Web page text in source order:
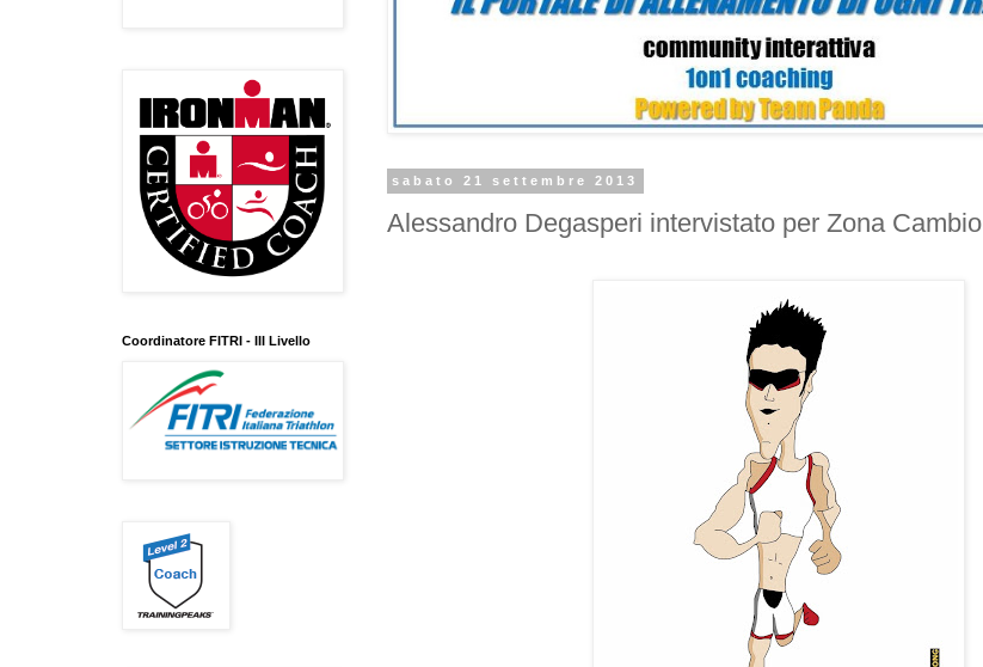
sabato 21 settembre 2013
Alessandro Degasperi intervistato per Zona Cambio
Coordinatore FITRI - III Livello